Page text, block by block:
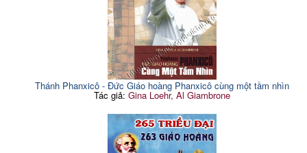
Thánh Phanxicô - Đức Giáo hoàng Phanxicô cùng một tầm nhìn
Tác giả: Gina Loehr, Al Giambrone